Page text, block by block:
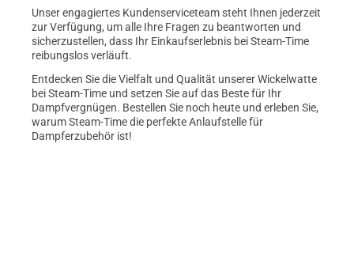
Unser engagiertes Kundenserviceteam steht Ihnen jederzeit
zur Verfügung, um alle Ihre Fragen zu beantworten und
sicherzustellen, dass Ihr Einkaufserlebnis bei Steam-Time
reibungslos verläuft.
Entdecken Sie die Vielfalt und Qualität unserer Wickelwatte
bei Steam-Time und setzen Sie auf das Beste für Ihr
Dampfvergnügen. Bestellen Sie noch heute und erleben Sie,
warum Steam-Time die perfekte Anlaufstelle für
Dampferzubehör ist!